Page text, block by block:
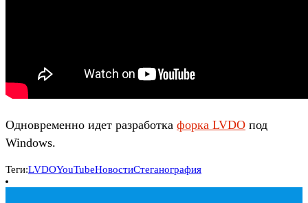
Одновременно идет разработка форка LVDO под
Windows.
Теги:LVDOYouTubeНовостиСтеганография